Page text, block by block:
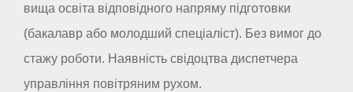
вища освіта відповідного напряму підготовки
(бакалавр або молодший спеціаліст). Без вимог до
стажу роботи. Наявність свідоцтва диспетчера
управління повітряним рухом.